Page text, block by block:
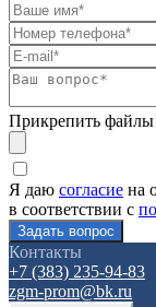
Прикрепить
Я даю согласие на
в соответствии с
Контакты
+7 (383) 235-94-83
zgm-prom@bk.ru